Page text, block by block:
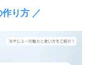
り方 ／